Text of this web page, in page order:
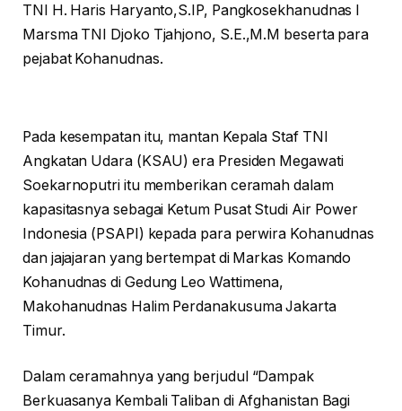
TNI H. Haris Haryanto,S.IP, Pangkosekhanudnas I
Marsma TNI Djoko Tjahjono, S.E.,M.M beserta para
pejabat Kohanudnas.
Pada kesempatan itu, mantan Kepala Staf TNI
Angkatan Udara (KSAU) era Presiden Megawati
Soekarnoputri itu memberikan ceramah dalam
kapasitasnya sebagai Ketum Pusat Studi Air Power
Indonesia (PSAPI) kepada para perwira Kohanudnas
dan jajajaran yang bertempat di Markas Komando
Kohanudnas di Gedung Leo Wattimena,
Makohanudnas Halim Perdanakusuma Jakarta
Timur.
Dalam ceramahnya yang berjudul “Dampak
Berkuasanya Kembali Taliban di Afghanistan Bagi